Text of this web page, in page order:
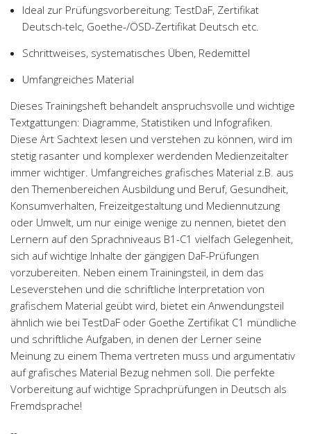
Ideal zur Prüfungsvorbereitung: TestDaF, Zertifikat
Deutsch-telc, Goethe-/ÖSD-Zertifikat Deutsch etc.
Schrittweises, systematisches Üben, Redemittel
Umfangreiches Material
Dieses Trainingsheft behandelt anspruchsvolle und wichtige
Textgattungen: Diagramme, Statistiken und Infografiken.
Diese Art Sachtext lesen und verstehen zu können, wird im
stetig rasanter und komplexer werdenden Medienzeitalter
immer wichtiger. Umfangreiches grafisches Material z.B. aus
den Themenbereichen Ausbildung und Beruf, Gesundheit,
Konsumverhalten, Freizeitgestaltung und Mediennutzung
oder Umwelt, um nur einige wenige zu nennen, bietet den
Lernern auf den Sprachniveaus B1-C1 vielfach Gelegenheit,
sich auf wichtige Inhalte der gängigen DaF-Prüfungen
vorzubereiten. Neben einem Trainingsteil, in dem das
Leseverstehen und die schriftliche Interpretation von
grafischem Material geübt wird, bietet ein Anwendungsteil
ähnlich wie bei TestDaF oder Goethe Zertifikat C1 mündliche
und schriftliche Aufgaben, in denen der Lerner seine
Meinung zu einem Thema vertreten muss und argumentativ
auf grafisches Material Bezug nehmen soll. Die perfekte
Vorbereitung auf wichtige Sprachprüfungen in Deutsch als
Fremdsprache!